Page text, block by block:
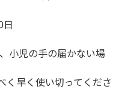
日
小児の手の届かない場
く早く使い切ってくださ